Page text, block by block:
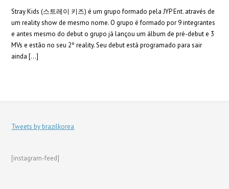
Stray Kids (스트레이 키즈) é um grupo formado pela JYP Ent. através de
um reality show de mesmo nome. O grupo é formado por 9 integrantes
e antes mesmo do debut o grupo já lançou um álbum de pré-debut e 3
MVs e estão no seu 2º reality. Seu debut está programado para sair
ainda […]
Tweets by brazilkorea
[instagram-feed]